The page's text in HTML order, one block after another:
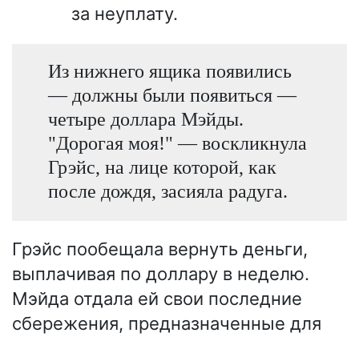
за неуплату.
Из нижнего ящика появились
— должны были появиться —
четыре доллара Мэйды.
"Дорогая моя!" — воскликнула
Грэйс, на лице которой, как
после дождя, засияла радуга.
Грэйс пообещала вернуть деньги,
выплачивая по доллару в неделю.
Мэйда отдала ей свои последние
сбережения, предназначенные для